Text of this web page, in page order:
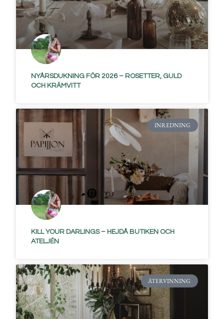
NYÅRSDUKNING FÖR 2026 – ROSETTER, GULD
OCH KRÄMVITT
INREDNING
KILL YOUR DARLINGS – HEJDÅ BUTIKEN OCH
ATELJÉN
ÅTERVINNING